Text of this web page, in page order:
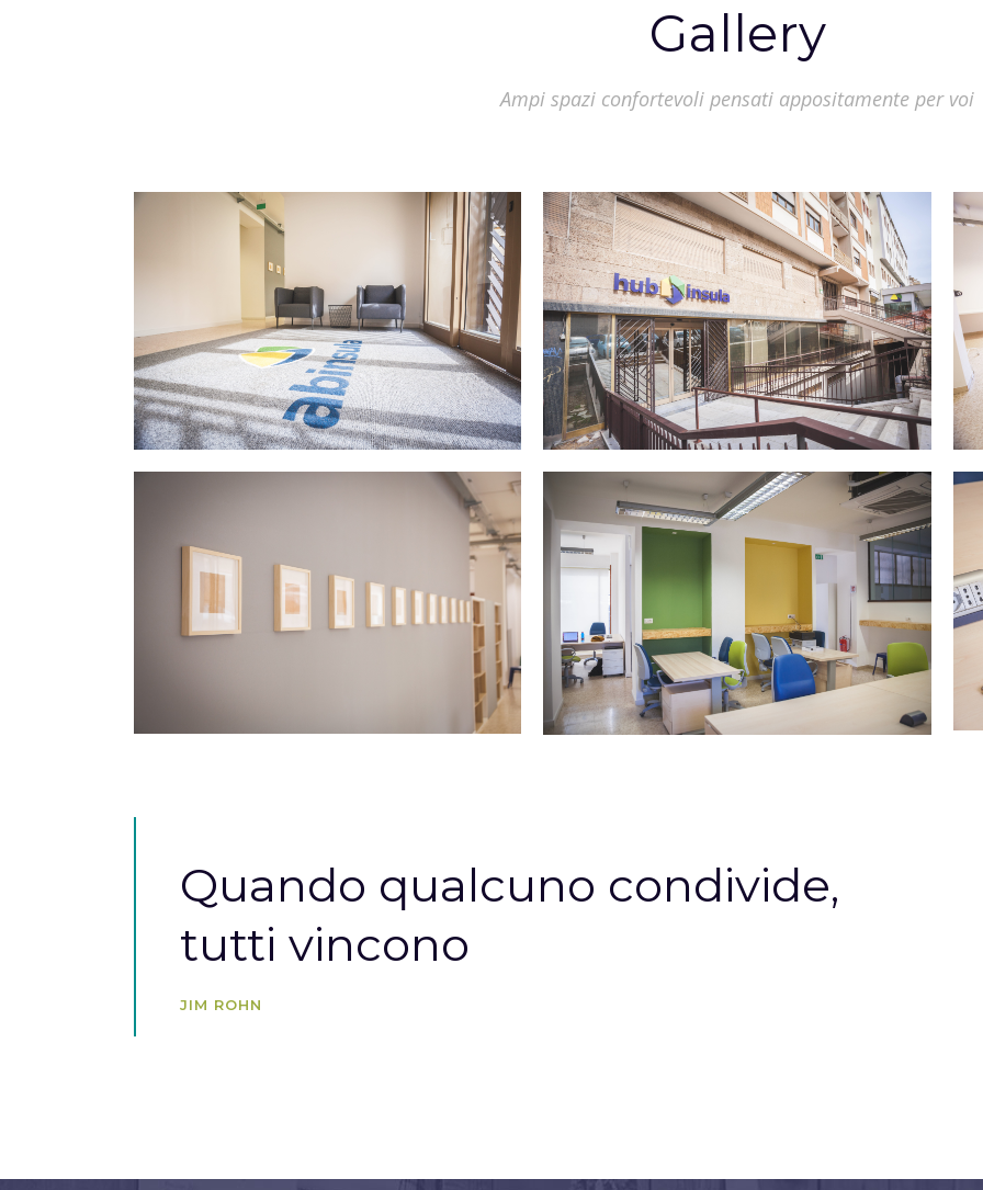
Gallery
Ampi spazi confortevoli pensati appositamente per voi
Quando qualcuno condivide,
tutti vincono
JIM ROHN